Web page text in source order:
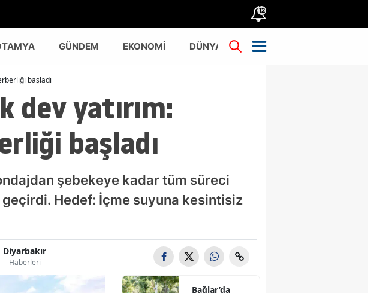
12
GÜNDEM EKONOMİ DÜNYA TÜRKİYE
başladı
dev yatırım:
başladı
şebekeye kadar tüm süreci
Hedef: İçme suyuna kesintisiz
Diyarbakır
Haberleri
Bağlar’da